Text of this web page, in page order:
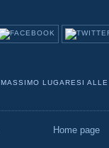
MASSIMO LUGARESI ALLE
Home page